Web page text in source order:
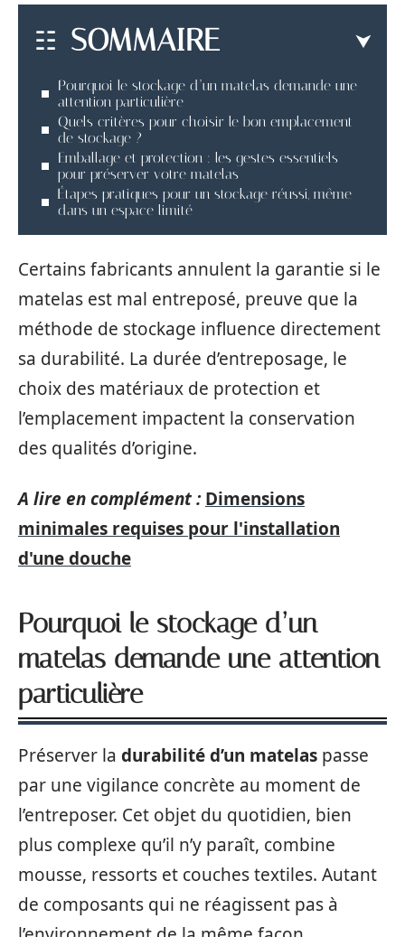
SOMMAIRE
Pourquoi le stockage d’un matelas demande une
attention particulière
Quels critères pour choisir le bon emplacement
de stockage ?
Emballage et protection : les gestes essentiels
pour préserver votre matelas
Étapes pratiques pour un stockage réussi, même
dans un espace limité
Certains fabricants annulent la garantie si le
matelas est mal entreposé, preuve que la
méthode de stockage influence directement
sa durabilité. La durée d’entreposage, le
choix des matériaux de protection et
l’emplacement impactent la conservation
des qualités d’origine.
A lire en complément : Dimensions
minimales requises pour l'installation
d'une douche
Pourquoi le stockage d’un
matelas demande une attention
particulière
Préserver la durabilité d’un matelas passe
par une vigilance concrète au moment de
l’entreposer. Cet objet du quotidien, bien
plus complexe qu’il n’y paraît, combine
mousse, ressorts et couches textiles. Autant
de composants qui ne réagissent pas à